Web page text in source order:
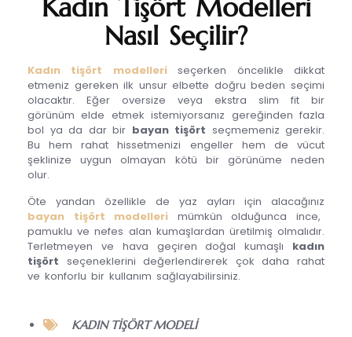
Kadın Tişört Modelleri
Nasıl Seçilir?
Kadın tişört modelleri
seçerken öncelikle dikkat
etmeniz gereken ilk unsur elbette doğru beden seçimi
olacaktır. Eğer oversize veya ekstra slim fit bir
görünüm elde etmek istemiyorsanız gereğinden fazla
bol ya da dar bir bayan tişört seçmemeniz gerekir.
Bu hem rahat hissetmenizi engeller hem de vücut
şeklinize uygun olmayan kötü bir görünüme neden
olur.
Öte yandan özellikle de yaz ayları için alacağınız
bayan tişört modelleri
mümkün olduğunca ince,
pamuklu ve nefes alan kumaşlardan üretilmiş olmalıdır.
Terletmeyen ve hava geçiren doğal kumaşlı kadın
tişört seçeneklerini değerlendirerek çok daha rahat
ve konforlu bir kullanım sağlayabilirsiniz.
KADIN TIŞÖRT MODELI